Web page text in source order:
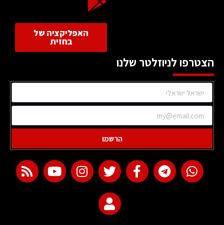
האפליקציה של
בחזית
הצטרפו לניוזלטר שלנו
הרשמו